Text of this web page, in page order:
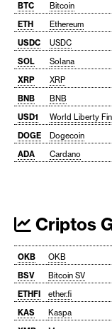
BTC
Bitcoin
ETH
Ethereum
USDC
USDC
SOL
Solana
XRP
XRP
BNB
BNB
USD1
World Liberty
DOGE
Dogecoin
ADA
Cardano
Criptos
OKB OKB
BSV
Bitcoin SV
ETHFI
ether.fi
KAS
Kaspa